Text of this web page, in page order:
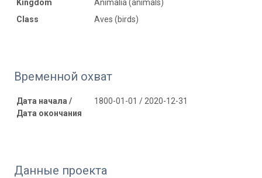
Kingdom
Animalia (animals)
Class
Aves (birds)
Временной охват
Дата начала /
Дата окончания
1800-01-01 / 2020-12-31
Данные проекта